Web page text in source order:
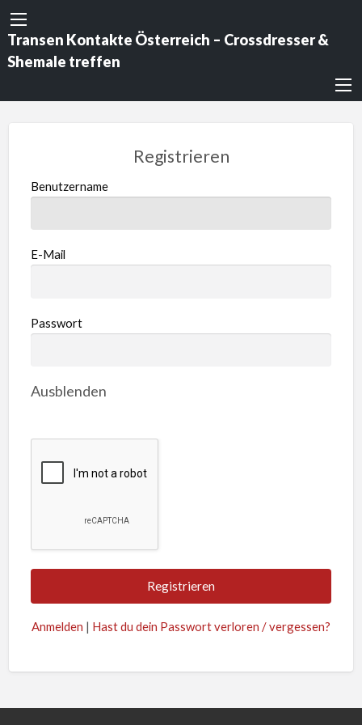
Transen Kontakte Österreich – Crossdresser &
Shemale treffen
Registrieren
Benutzername
E-Mail
Passwort
Ausblenden
Anmelden | Hast du dein Passwort verloren / vergessen?